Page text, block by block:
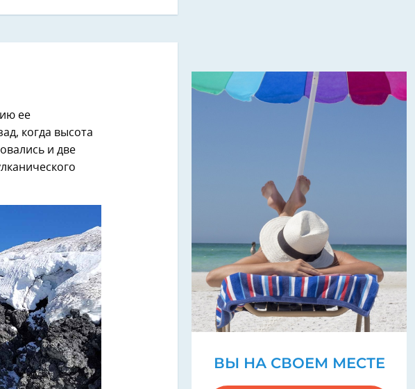
ее
когда высота
и две
ВЫ НА СВОЕМ МЕСТЕ